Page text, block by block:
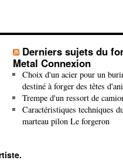
Derniers sujets du
Metal Connexion
Choix d'un acier pour un
destiné à forger des têtes
Trempe d'un ressort de
Caractéristiques techniques
marteau pilon Le forgeron